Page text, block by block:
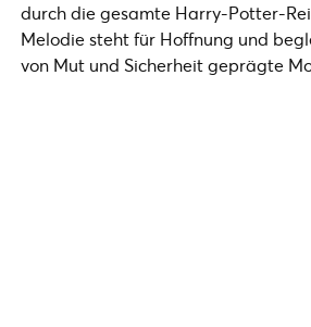
durch die gesamte Harry-Potter-
Melodie steht für Hoffnung und
von Mut und Sicherheit geprägte